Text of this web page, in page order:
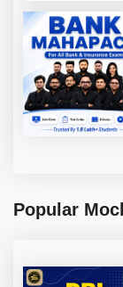
Popular